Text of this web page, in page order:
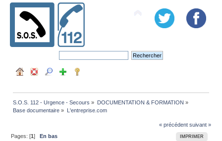
S.O.S. 112 - Urgence - Secours » DOCUMENTATION & FORMATION »
Base documentaire » L'entreprise.com
« précédent suivant »
IMPRIMER
Pages: [1]En bas